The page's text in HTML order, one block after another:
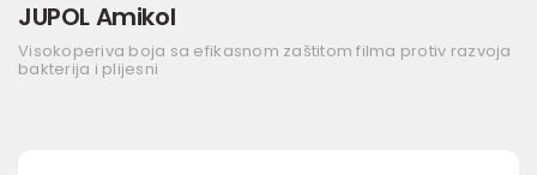
JUPOL Amikol
Visokoperiva boja sa efikasnom zaštitom filma protiv razvoja
bakterija i plijesni